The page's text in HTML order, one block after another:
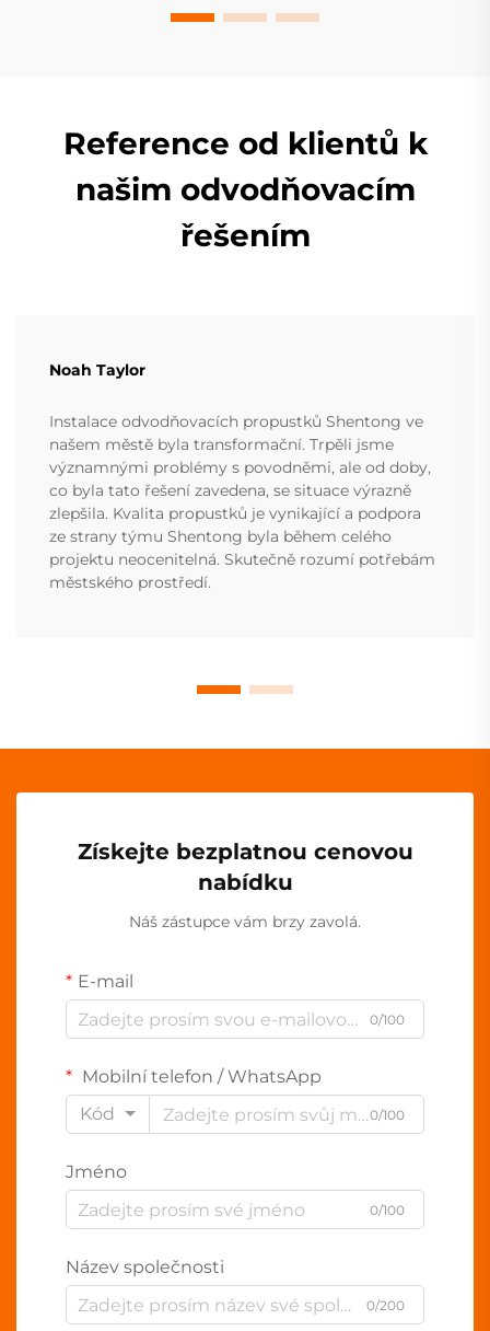
Reference od klientů k
našim odvodňovacím
řešením
Noah Taylor
Instalace odvodňovacích propustků Shentong ve
našem městě byla transformační. Trpěli jsme
významnými problémy s povodněmi, ale od doby,
co byla tato řešení zavedena, se situace výrazně
zlepšila. Kvalita propustků je vynikající a podpora
ze strany týmu Shentong byla během celého
projektu neocenitelná. Skutečně rozumí potřebám
městského prostředí.
Získejte bezplatnou cenovou
nabídku
Náš zástupce vám brzy zavolá.
E-mail
0/100
Mobilní telefon / WhatsApp
Kód
0/100
Jméno
0/100
Název společnosti
0/200